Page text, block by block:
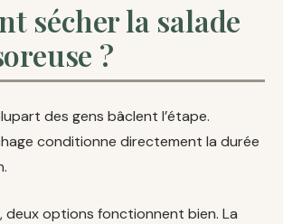
sécher la salade
?
des gens bâclent l’étape.
conditionne directement la durée
deux options fonctionnent bien. La